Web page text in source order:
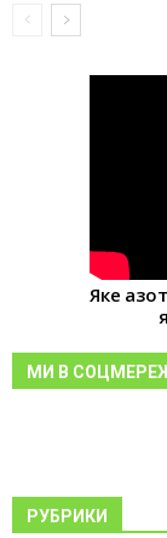
Яке
МИ В
РУБРИКИ